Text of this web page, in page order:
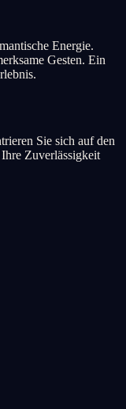
Energie.
Gesten. Ein
Sie sich auf den
Zuverlässigkeit